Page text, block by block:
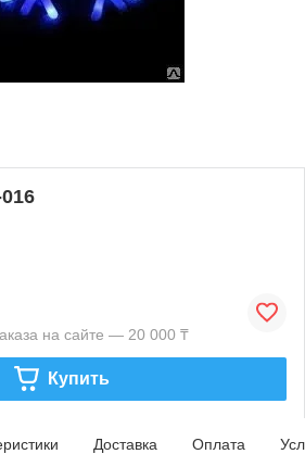
на сайте — 20 000 ₸
Купить
Доставка Оплата